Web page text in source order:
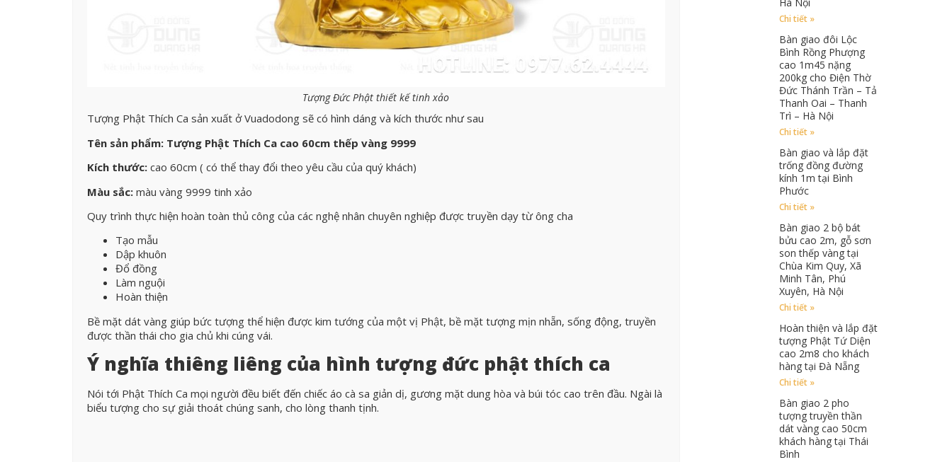
Tượng Đức Phật thiết kế tinh xảo
Tượng Phật Thích Ca sản xuất ở Vuadodong sẽ có hình dáng và kích thước như sau
Tên sản phẩm: Tượng Phật Thích Ca cao 60cm thếp vàng 9999
Kích thước: cao 60cm ( có thể thay đổi theo yêu cầu của quý khách)
Màu sắc: màu vàng 9999 tinh xảo
Quy trình thực hiện hoàn toàn thủ công của các nghệ nhân chuyên nghiệp được truyền dạy từ ông cha
Tạo mẫu
Dập khuôn
Đổ đồng
Làm nguội
Hoàn thiện
Bề mặt dát vàng giúp bức tượng thể hiện được kim tướng của một vị Phật, bề mặt tượng mịn nhẵn, sống động, truyền
được thần thái cho gia chủ khi cúng vái.
Ý nghĩa thiêng liêng của hình tượng đức phật thích ca
Nói tới Phật Thích Ca mọi người đều biết đến chiếc áo cà sa giản dị, gương mặt dung hòa và búi tóc cao trên đầu. Ngài là
biểu tượng cho sự giải thoát chúng sanh, cho lòng thanh tịnh.
Chi tiết »
Bàn giao đôi Lộc
Bình Rồng Phượng
cao 1m45 nặng
200kg cho Điện Thờ
Đức Thánh Trần – Tả
Thanh Oai – Thanh
Trì – Hà Nội
Chi tiết »
Bàn giao và lắp đặt
trống đồng đường
kính 1m tại Bình
Phước
Chi tiết »
Bàn giao 2 bộ bát
bửu cao 2m, gỗ sơn
son thếp vàng tại
Chùa Kim Quy, Xã
Minh Tân, Phú
Xuyên, Hà Nội
Chi tiết »
Hoàn thiện và lắp đặt
tượng Phật Tứ Diện
cao 2m8 cho khách
hàng tại Đà Nẵng
Chi tiết »
Bàn giao 2 pho
tượng truyền thần
dát vàng cao 50cm
khách hàng tại Thái
Bình